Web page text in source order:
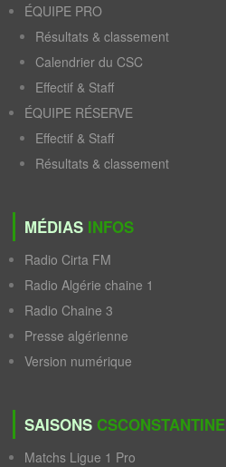
ÉQUIPE PRO
Résultats & classement
Calendrier du CSC
Effectif & Staff
ÉQUIPE RÉSERVE
Effectif & Staff
Résultats & classement
MÉDIAS INFOS
Radio Cirta FM
Radio Algérie chaine 1
Radio Chaine 3
Presse algérienne
Version numérique
SAISONS CSCONSTANTINE
Matchs Ligue 1 Pro